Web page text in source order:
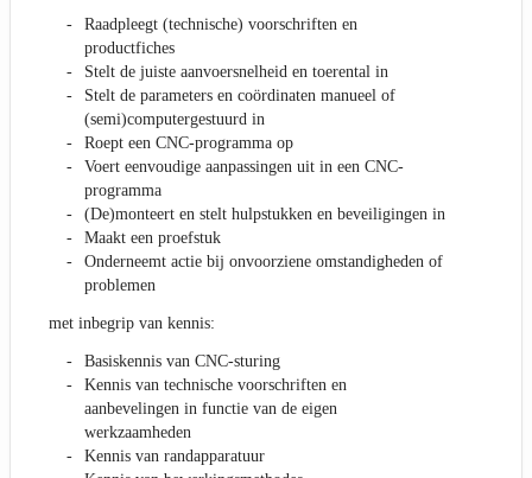
Raadpleegt (technische) voorschriften en
productfiches
Stelt de juiste aanvoersnelheid en toerental in
Stelt de parameters en coördinaten manueel of
(semi)computergestuurd in
Roept een CNC-programma op
Voert eenvoudige aanpassingen uit in een CNC-
programma
(De)monteert en stelt hulpstukken en beveiligingen in
Maakt een proefstuk
Onderneemt actie bij onvoorziene omstandigheden of
problemen
met inbegrip van kennis:
Basiskennis van CNC-sturing
Kennis van technische voorschriften en
aanbevelingen in functie van de eigen
werkzaamheden
Kennis van randapparatuur